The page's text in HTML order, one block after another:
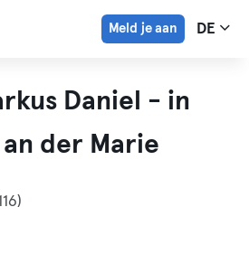
Meld je aan DE
Daniel - in
der Marie